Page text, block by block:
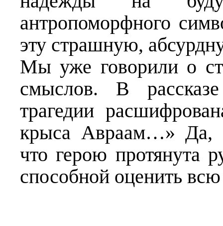
антропоморфного
эту страшную,
Мы уже говорили о
смыслов. В
трагедии
крыса Авраам…» Да,
что герою протянута
способной оценить